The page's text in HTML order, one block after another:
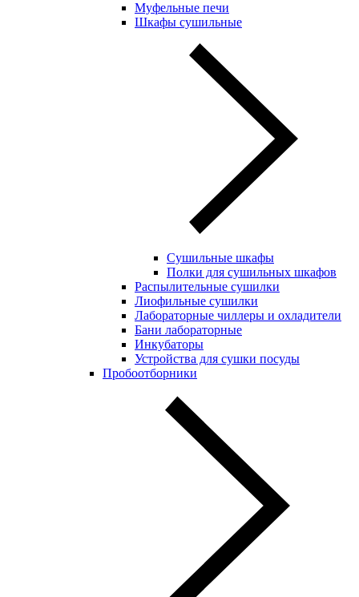
Муфельные печи
Шкафы сушильные
Сушильные шкафы
Полки для сушильных шкафов
Распылительные сушилки
Лиофильные сушилки
Лабораторные чиллеры и охладители
Бани лабораторные
Инкубаторы
Устройства для сушки посуды
Пробоотборники